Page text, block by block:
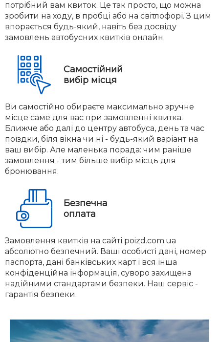
потрібний вам квиток. Це так просто, що можна
зробити на ходу, в пробці або на світлофорі. З цим
впорається будь-який, навіть без досвіду
замовлень автобусних квитків онлайн.
Самостійний
вибір місця
Ви самостійно обираєте максимально зручне
місце саме для вас при замовленні квитка.
Ближче або далі до центру автобуса, день та час
поїздки, біля вікна чи ні - будь-який варіант на
ваш вибір. Але маленька порада: чим раніше
замовлення - тим більше вибір місць для
бронювання.
Безпечна
оплата
Замовлення квитків на сайті poizd.com.ua
абсолютно безпечний. Ваші особисті дані, номер
паспорта, дані банківських карт і вся інша
конфіденційна інформація, суворо захищена
надійними стандартами безпеки. Наш сервіс -
гарантія безпеки.